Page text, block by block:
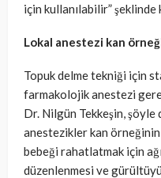
için kullanılabilir” şeklinde
Lokal anestezi kan
Topuk delme tekniği için
farmakolojik anestezi
Dr. Nilgün Tekkeşin, şöyle
anestezikler kan
bebeği rahatlatmak için
düzenlenmesi ve